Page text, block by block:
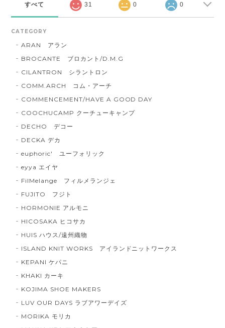
すべて 31 0 0
CATEGORY
ARAN アラン
BROCANTE ブロカント/D.M.G
CILANTRON シラントロン
COMM.ARCH コム・アーチ
COMMENCEMENT/HAVE A GOOD DAY
COOCHUCAMP クーチューキャンプ
DECHO デコー
DECKA デカ
euphoric' ユーフォリック
eyya エイヤ
FilMelange フィルメランジェ
FUJITO フジト
HORMONIE アルモニ
HICOSAKA ヒコサカ
HUIS ハウス/遠州織物
ISLAND KNIT WORKS アイランドニットワークス
KEPANI ケパニ
KHAKI カーキ
KOJIMA SHOE MAKERS
LUV OUR DAYS ラブアワーデイズ
MORIKA モリカ